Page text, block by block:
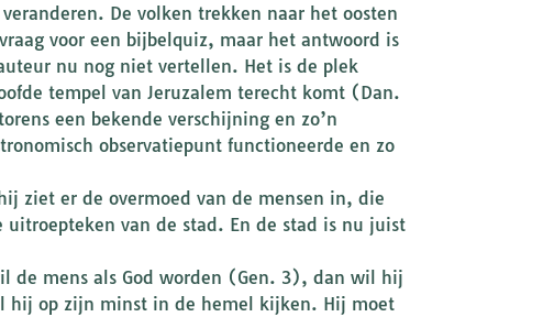
De volken trekken naar het oosten
voor een bijbelquiz, maar het antwoord is
nu nog niet vertellen. Het is de plek
tempel van Jeruzalem terecht komt (Dan.
een bekende verschijning en zo’n
observatiepunt functioneerde en zo
ziet er de overmoed van de mensen in, die
van de stad. En de stad is nu juist
de mens als God worden (Gen. 3), dan wil hij
op zijn minst in de hemel kijken. Hij moet